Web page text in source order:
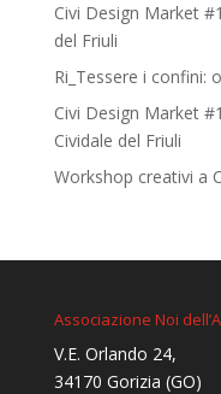
Civi Design Market
del Friuli
Ri_Tessere i confini:
Civi Design Market
Cividale del Friuli
Workshop creativi a
Associazione Noi
V.E. Orlando 24,
34170 Gorizia (GO)